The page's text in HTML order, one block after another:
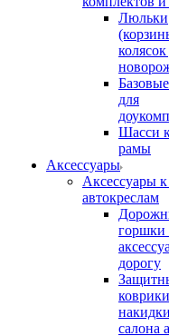
Люльки
для
Шасси
рамы
Аксессуары
Аксессуары
автокреслам
горшки
дорогу
салона